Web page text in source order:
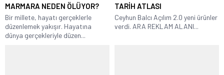
MARMARA NEDEN ÖLÜYOR?
Bir millete, hayatı gerçeklerle
düzenlemek yakışır. Hayatına
dünya gerçekleriyle düzen...
TARİH ATLASI
Ceyhun Balcı Açılım 2.0 yeni ürünler
verdi. ARA REKLAM ALANI...